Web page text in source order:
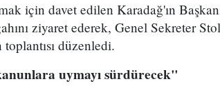
için davet edilen Karadağ'ın
ziyaret ederek, Genel Sekreter
düzenledi.
uymayı sürdürecek"